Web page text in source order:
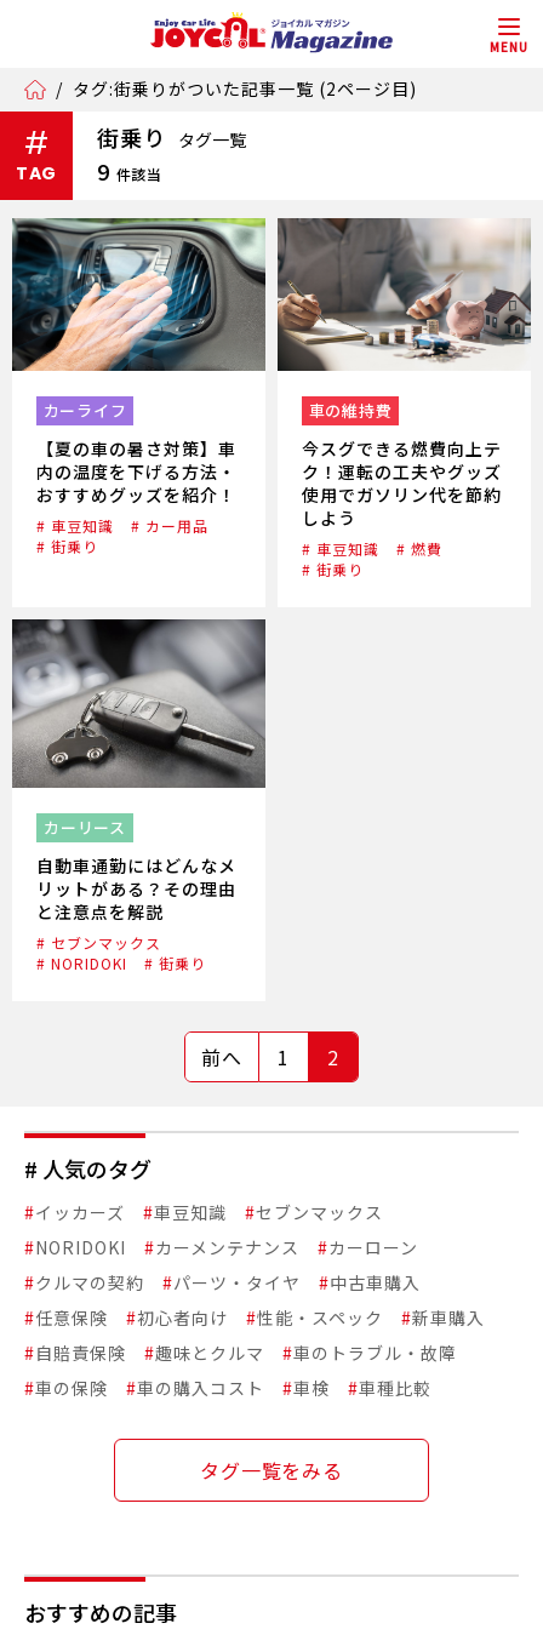
MENU
/ タグ:街乗りがついた記事一覧 (2ページ目)
#
TAG
街乗り タグ一覧
9 件該当
カーライフ
【夏の車の暑さ対策】車
内の温度を下げる方法・
おすすめグッズを紹介！
# 車豆知識
# カー用品
# 街乗り
車の維持費
今スグできる燃費向上テ
ク！運転の工夫やグッズ
使用でガソリン代を節約
しよう
# 車豆知識
# 燃費
# 街乗り
カーリース
自動車通勤にはどんなメ
リットがある？その理由
と注意点を解説
# セブンマックス
# NORIDOKI
# 街乗り
前へ 1 2
# 人気のタグ
#イッカーズ #車豆知識 #セブンマックス
#NORIDOKI #カーメンテナンス #カーローン
#クルマの契約 #パーツ・タイヤ #中古車購入
#任意保険 #初心者向け #性能・スペック #新車購入
#自賠責保険 #趣味とクルマ #車のトラブル・故障
#車の保険 #車の購入コスト #車検 #車種比較
タグ一覧をみる
おすすめの記事